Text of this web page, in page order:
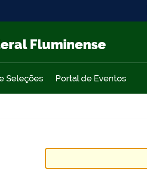
Fluminense
Seleções Portal de Eventos